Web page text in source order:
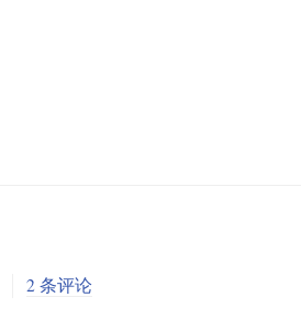
2 条评论